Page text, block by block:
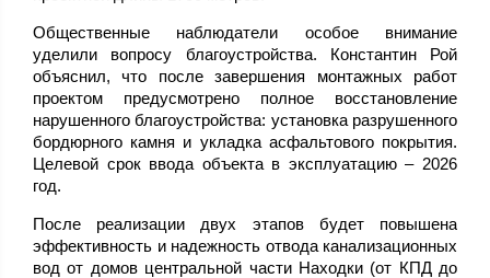
Общественные наблюдатели особое внимание
уделили вопросу благоустройства. Константин Рой
объяснил, что после завершения монтажных работ
проектом предусмотрено полное восстановление
нарушенного благоустройства: установка разрушенного
бордюрного камня и укладка асфальтового покрытия.
Целевой срок ввода объекта в эксплуатацию – 2026
год.
После реализации двух этапов будет повышена
эффективность и надежность отвода канализационных
вод от домов центральной части Находки (от КПД до